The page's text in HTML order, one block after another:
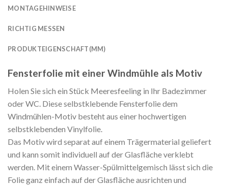
MONTAGEHINWEISE
RICHTIG MESSEN
PRODUKTEIGENSCHAFT(MM)
Fensterfolie mit einer Windmühle als Motiv
Holen Sie sich ein Stück Meeresfeeling in Ihr Badezimmer
oder WC. Diese selbstklebende Fensterfolie dem
Windmühlen-Motiv besteht aus einer hochwertigen
selbstklebenden Vinylfolie.
Das Motiv wird separat auf einem Trägermaterial geliefert
und kann somit individuell auf der Glasfläche verklebt
werden. Mit einem Wasser-Spülmittelgemisch lässt sich die
Folie ganz einfach auf der Glasfläche ausrichten und